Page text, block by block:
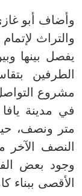
وأضاف أبو
والتراث
يفصل بينها
الطرفين
متر ونصف،
النصف
وجود بعض
الأقصى ببناء